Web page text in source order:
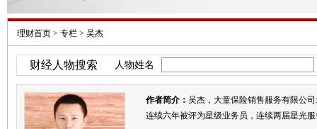
理财首页 > 专栏 > 吴杰
财经人物搜索 人物姓名
作者简介： 吴杰，大童保险销售服务有限公
连续六年被评为星级业务员，连续两届星光